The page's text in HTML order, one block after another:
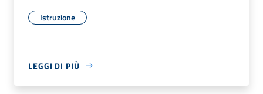
Istruzione
LEGGI DI PIÙ